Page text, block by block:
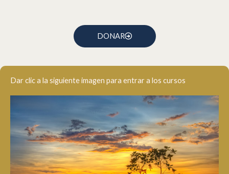
DONAR
Dar clic a la siguiente imagen para entrar a los cursos